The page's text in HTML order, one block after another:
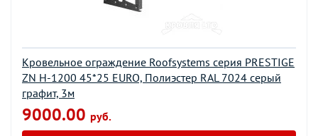
Кровельное ограждение Roofsystems серия PRESTIGE
ZN H-1200 45*25 EURO, Полиэстер RAL 7024 серый
графит, 3м
9000.00 руб.